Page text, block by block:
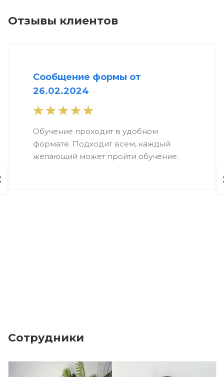
Отзывы клиентов
Сообщение формы от
26.02.2024
Обучение проходит в удобном
формате. Подходит всем, каждый
желающий может пройти обучение.
Сотрудники